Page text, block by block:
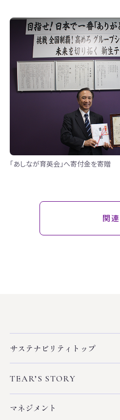
「あしなが育英会」へ寄付金を寄贈
関
サステナビリティトップ
TEAR’S STORY
マネジメント